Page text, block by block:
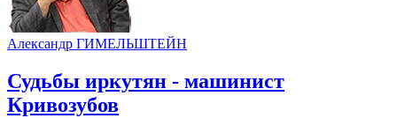
Александр ГИМЕЛЬШТЕЙН
Судьбы иркутян - машинист
Кривозубов